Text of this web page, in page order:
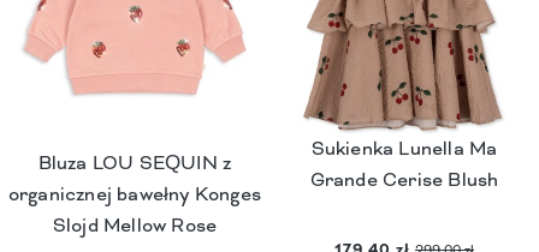
Bluza LOU SEQUIN z
organicznej bawełny Konges
Slojd Mellow Rose
Sukienka Lunella Ma
Grande Cerise Blush